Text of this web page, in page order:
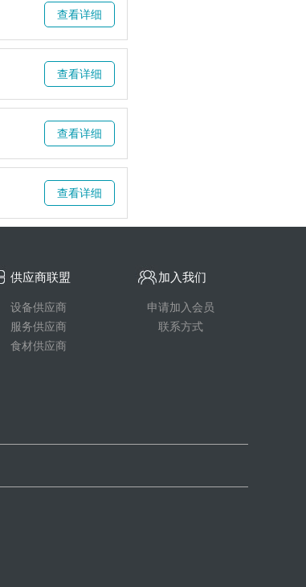
查看详细
查看详细
查看详细
查看详细
供应商联盟
设备供应商
服务供应商
食材供应商
加入我们
申请加入会员
联系方式